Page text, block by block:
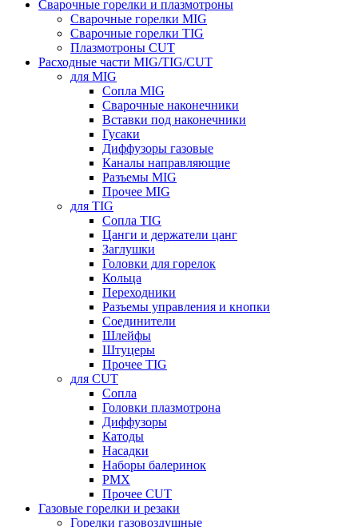
Сварочные горелки и плазмотроны
Сварочные горелки MIG
Сварочные горелки TIG
Плазмотроны CUT
Расходные части MIG/TIG/CUT
для MIG
Сопла MIG
Сварочные наконечники
Вставки под наконечники
Гусаки
Диффузоры газовые
Каналы направляющие
Разъемы MIG
Прочее MIG
для TIG
Сопла TIG
Цанги и держатели цанг
Заглушки
Головки для горелок
Кольца
Переходники
Разъемы управления и кнопки
Соединители
Шлейфы
Штуцеры
Прочее TIG
для CUT
Сопла
Головки плазмотрона
Диффузоры
Катоды
Насадки
Наборы балеринок
PMX
Прочее CUT
Газовые горелки и резаки
Горелки газовоздушные